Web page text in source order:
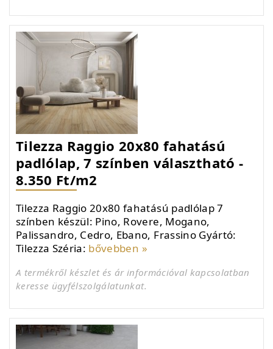
Tilezza Raggio 20x80 fahatású
padlólap, 7 színben választható -
8.350 Ft/m2
Tilezza Raggio 20x80 fahatású padlólap 7
színben készül: Pino, Rovere, Mogano,
Palissandro, Cedro, Ebano, Frassino Gyártó:
Tilezza Széria: bővebben »
A termékről készlet és ár információval kapcsolatban
keresse ügyfélszolgálatunkat.